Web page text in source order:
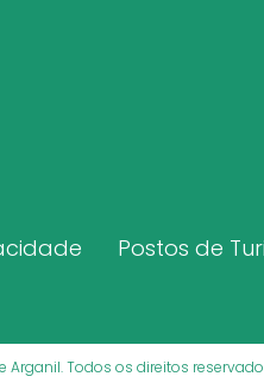
Postos de
Todos os direitos